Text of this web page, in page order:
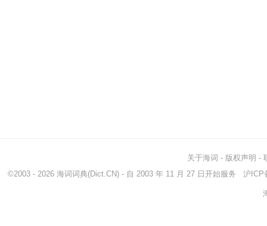
关于海词 - 版权声明 -
©2003 - 2026 海词词典(Dict.CN) - 自 2003 年 11 月 27 日开始服务 沪ICP